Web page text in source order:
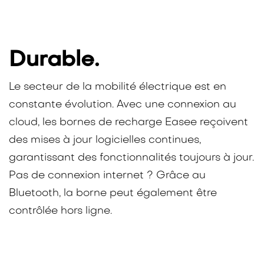
Durable.
Le secteur de la mobilité électrique est en
constante évolution. Avec une connexion au
cloud, les bornes de recharge Easee reçoivent
des mises à jour logicielles continues,
garantissant des fonctionnalités toujours à jour.
Pas de connexion internet ? Grâce au
Bluetooth, la borne peut également être
contrôlée hors ligne.​